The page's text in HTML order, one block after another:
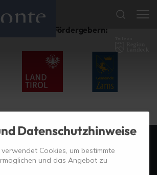
unseren Fördergebern:
Datenschutzhinweise
Cookies, um bestimmte
und das Angebot zu